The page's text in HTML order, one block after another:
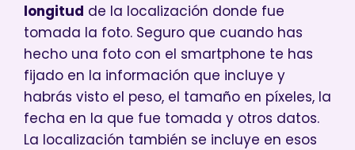
longitud de la localización donde fue
tomada la foto. Seguro que cuando has
hecho una foto con el smartphone te has
fijado en la información que incluye y
habrás visto el peso, el tamaño en píxeles, la
fecha en la que fue tomada y otros datos.
La localización también se incluye en esos